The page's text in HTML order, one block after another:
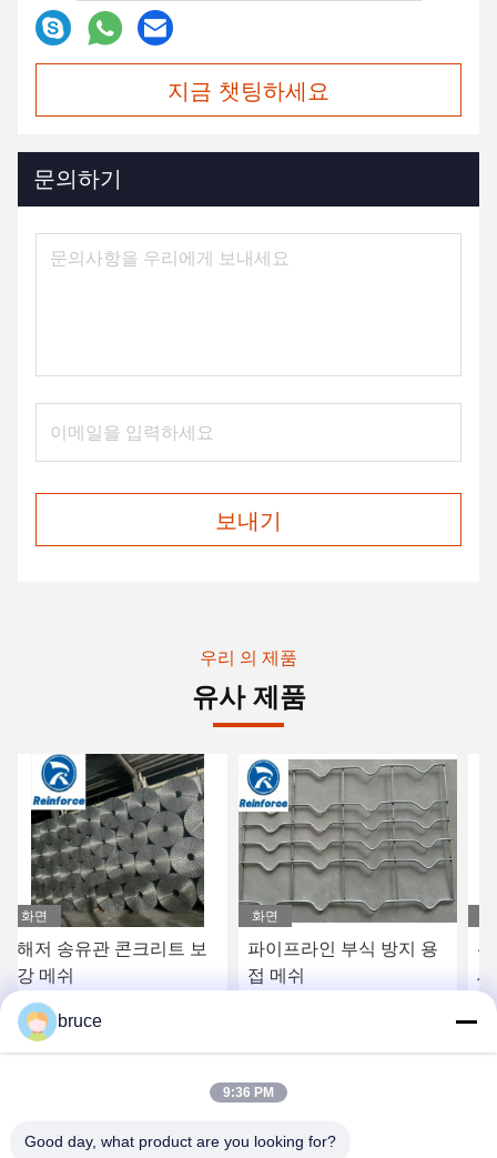
지금 챗팅하세요
문의하기
보내기
우리 의 제품
유사 제품
화면
해저 송유관 콘크리트 보
강 메쉬
최고 가격 받기
화면
파이프라인 부식 방지 용
접 메쉬
bruce
9:36 PM
Good day, what product are you looking for?